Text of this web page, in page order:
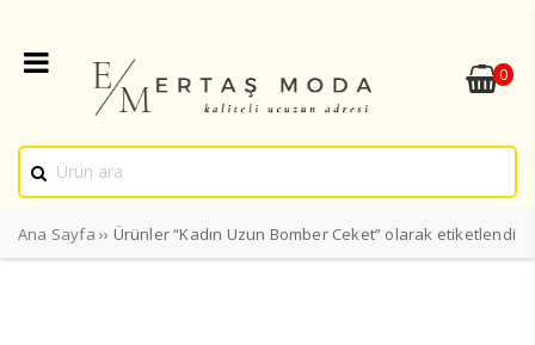
0
Ana Sayfa ›› Ürünler “Kadın Uzun Bomber Ceket” olarak etiketlendi